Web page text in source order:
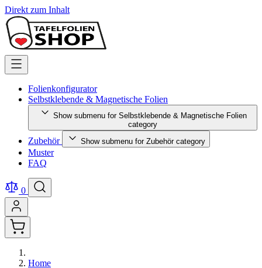
Direkt zum Inhalt
Folienkonfigurator
Selbstklebende & Magnetische Folien
Show submenu for Selbstklebende & Magnetische Folien
category
Zubehör Show submenu for Zubehör category
Muster
FAQ
0
Home